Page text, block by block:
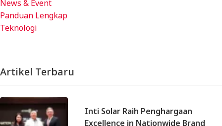
News & Event
Panduan Lengkap
Teknologi
Artikel Terbaru
Inti Solar Raih Penghargaan
Excellence in Nationwide Brand